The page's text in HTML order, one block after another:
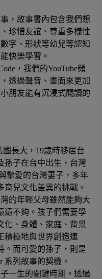
，故事書內包含我們想
珍惜友誼、尊重多樣性
字、形狀等幼兒等認知
快樂學習。
，我們的YouTube頻
透過聲音、畫面來更加
朋友能有沉浸式閱讀的
國長大，19歲時移居台
孫子在台中出生，台灣
摰愛的台灣妻子，多年
育兒文化差異的挑戰。
的年輕父母雖然能夠大
遠不夠。孩子們需要學
化、身體、家庭、背景
積極地與世界創造連
。而可愛的孫子，則是
系列故事的契機。
一生的關鍵時期。透過